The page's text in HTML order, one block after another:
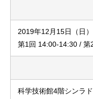
2019年12月15日（日）
第1回 14:00-14:30 /
科学技術館4階シンラ